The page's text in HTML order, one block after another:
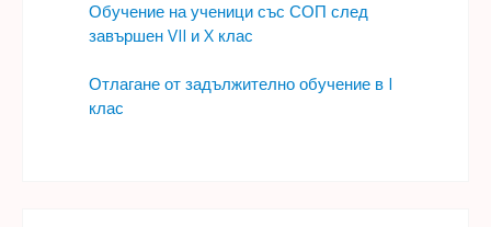
Обучение на ученици със СОП след
завършен VII и X клас
Отлагане от задължително обучение в I
клас